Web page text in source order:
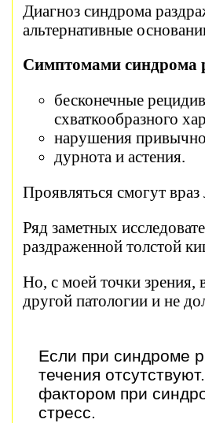
Диагноз синдрома
альтернативные
Симптомами синдрома
бесконечные
схваткообразного
нарушения
дурнота и астения.
Проявляться смогут
Ряд заметных
раздраженной толстой
Но, с моей точки зрения,
другой патологии и не
Если при синдроме
течения
фактором при
стресс.